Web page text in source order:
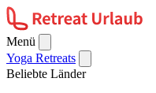
Menü
Yoga Retreats
Beliebte Länder